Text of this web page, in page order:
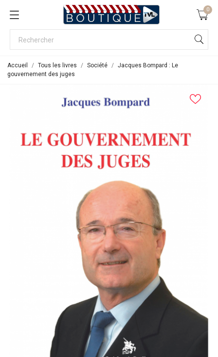
0
Accueil Tous les livres Société
Jacques Bompard : Le
gouvernement des juges